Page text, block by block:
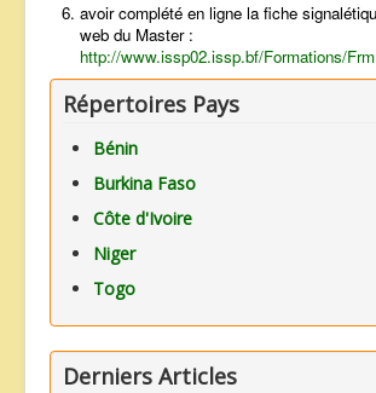
avoir complété en ligne la fiche
web du Master :
http://www.issp02.issp.bf/Formations/
Répertoires Pays
Bénin
Burkina Faso
Côte d'Ivoire
Niger
Togo
Derniers Articles